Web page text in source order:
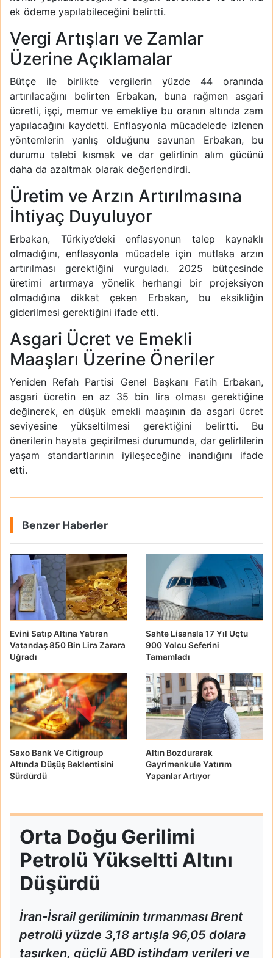
ek ödeme yapılabileceğini belirtti.
Vergi Artışları ve Zamlar
Üzerine Açıklamalar
Bütçe ile birlikte vergilerin yüzde 44 oranında
artırılacağını belirten Erbakan, buna rağmen asgari
ücretli, işçi, memur ve emekliye bu oranın altında zam
yapılacağını kaydetti. Enflasyonla mücadelede izlenen
yöntemlerin yanlış olduğunu savunan Erbakan, bu
durumu talebi kısmak ve dar gelirlinin alım gücünü
daha da azaltmak olarak değerlendirdi.
Üretim ve Arzın Artırılmasına
İhtiyaç Duyuluyor
Erbakan, Türkiye’deki enflasyonun talep kaynaklı
olmadığını, enflasyonla mücadele için mutlaka arzın
artırılması gerektiğini vurguladı. 2025 bütçesinde
üretimi artırmaya yönelik herhangi bir projeksiyon
olmadığına dikkat çeken Erbakan, bu eksikliğin
giderilmesi gerektiğini ifade etti.
Asgari Ücret ve Emekli
Maaşları Üzerine Öneriler
Yeniden Refah Partisi Genel Başkanı Fatih Erbakan,
asgari ücretin en az 35 bin lira olması gerektiğine
değinerek, en düşük emekli maaşının da asgari ücret
seviyesine yükseltilmesi gerektiğini belirtti. Bu
önerilerin hayata geçirilmesi durumunda, dar gelirlilerin
yaşam standartlarının iyileşeceğine inandığını ifade
etti.
Benzer Haberler
Evini Satıp Altına Yatıran
Vatandaş 850 Bin Lira Zarara
Uğradı
Sahte Lisansla 17 Yıl Uçtu
900 Yolcu Seferini
Tamamladı
Saxo Bank Ve Citigroup
Altında Düşüş Beklentisini
Sürdürdü
Altın Bozdurarak
Gayrimenkule Yatırım
Yapanlar Artıyor
Orta Doğu Gerilimi
Petrolü Yükseltti Altını
Düşürdü
İran-İsrail geriliminin tırmanması Brent
petrolü yüzde 3,18 artışla 96,05 dolara
taşırken, güçlü ABD istihdam verileri ve